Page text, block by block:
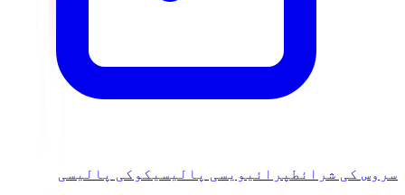
سروس کی شرائط پرائیویسی پالیسی کوکی پالیسی